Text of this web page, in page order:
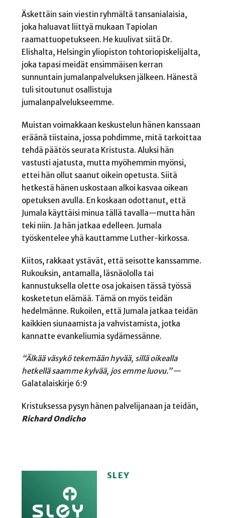
Äskettäin sain viestin ryhmältä tansanialaisia,
joka haluavat liittyä mukaan Tapiolan
raamattuopetukseen. He kuulivat siitä Dr.
Elishalta, Helsingin yliopiston tohtoriopiskelijalta,
joka tapasi meidät ensimmäisen kerran
sunnuntain jumalanpalveluksen jälkeen. Hänestä
tuli sitoutunut osallistuja
jumalanpalvelukseemme.
Muistan voimakkaan keskustelun hänen kanssaan
eräänä tiistaina, jossa pohdimme, mitä tarkoittaa
tehdä päätös seurata Kristusta. Aluksi hän
vastusti ajatusta, mutta myöhemmin myönsi,
ettei hän ollut saanut oikein opetusta. Siitä
hetkestä hänen uskostaan alkoi kasvaa oikean
opetuksen avulla. En koskaan odottanut, että
Jumala käyttäisi minua tällä tavalla—mutta hän
teki niin. Ja hän jatkaa edelleen. Jumala
työskentelee yhä kauttamme Luther-kirkossa.
Kiitos, rakkaat ystävät, että seisotte kanssamme.
Rukouksin, antamalla, läsnäololla tai
kannustuksella olette osa jokaisen tässä työssä
kosketetun elämää. Tämä on myös teidän
hedelmänne. Rukoilen, että Jumala jatkaa teidän
kaikkien siunaamista ja vahvistamista, jotka
kannatte evankeliumia sydämessänne.
“Älkää väsykö tekemään hyvää, sillä oikealla
hetkellä saamme kylvää, jos emme luovu.”—
Galatalaiskirje 6:9
Kristuksessa pysyn hänen palvelijanaan ja teidän,
Richard Ondicho
SLEY